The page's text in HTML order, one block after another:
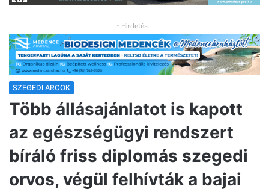
- Hirdetés -
SZEGEDI ARCOK
Több állásajánlatot is kapott
az egészségügyi rendszert
bíráló friss diplomás szegedi
orvos, végül felhívták a bajai